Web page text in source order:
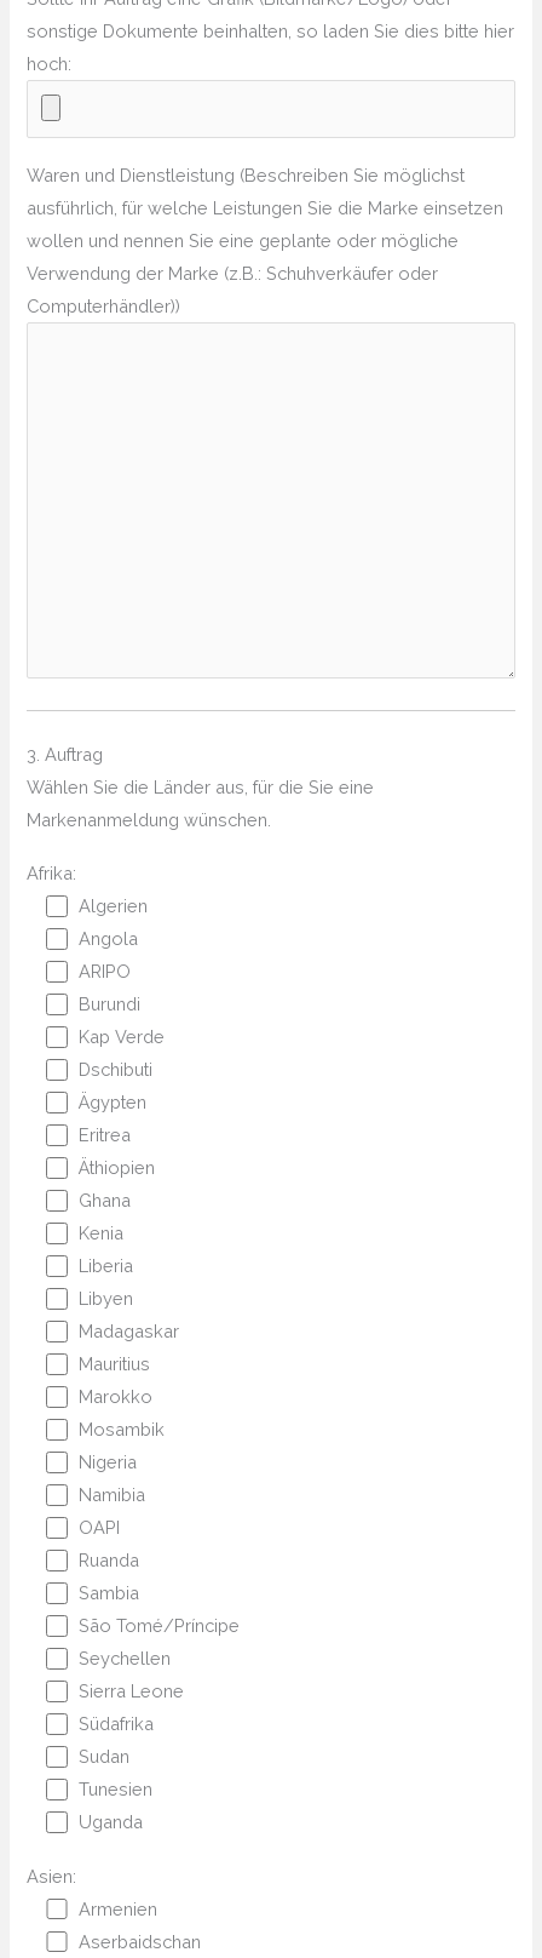
sonstige Dokumente beinhalten, so laden Sie dies bitte hier
hoch:
Waren und Dienstleistung (Beschreiben Sie möglichst
ausführlich, für welche Leistungen Sie die Marke einsetzen
wollen und nennen Sie eine geplante oder mögliche
Verwendung der Marke (z.B.: Schuhverkäufer oder
Computerhändler))
3. Auftrag
Wählen Sie die Länder aus, für die Sie eine
Markenanmeldung wünschen.
Afrika:
Algerien
Angola
ARIPO
Burundi
Kap Verde
Dschibuti
Ägypten
Eritrea
Äthiopien
Ghana
Kenia
Liberia
Libyen
Madagaskar
Mauritius
Marokko
Mosambik
Nigeria
Namibia
OAPI
Ruanda
Sambia
São Tomé/Príncipe
Seychellen
Sierra Leone
Südafrika
Sudan
Tunesien
Uganda
Asien:
Armenien
Aserbaidschan